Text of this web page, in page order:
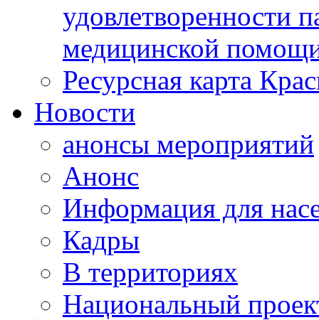
удовлетворенности
медицинской
Ресурсная карта
Новости
анонсы мероприятий
Анонс
Информация для
Кадры
В территориях
Национальный